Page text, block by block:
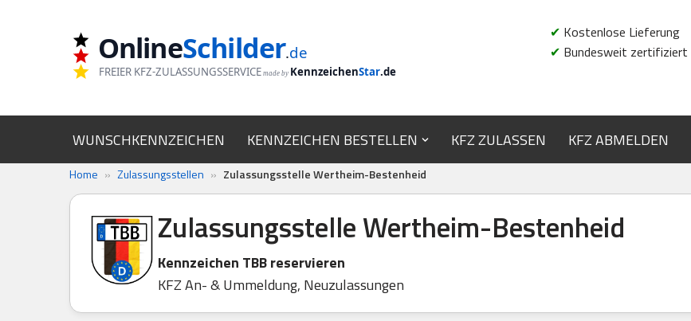
OnlineSchilder.de
FREIER KFZ-ZULASSUNGSSERVICE made by KennzeichenStar.de
✔ Kostenlose Lieferung
✔ Bundesweit zertifiziert
WUNSCHKENNZEICHEN KENNZEICHEN BESTELLEN KFZ ZULASSEN KFZ ABMELDEN
Home » Zulassungsstellen » Zulassungsstelle Wertheim-Bestenheid
Zulassungsstelle Wertheim-Bestenheid
Kennzeichen TBB reservieren
KFZ An- & Ummeldung, Neuzulassungen